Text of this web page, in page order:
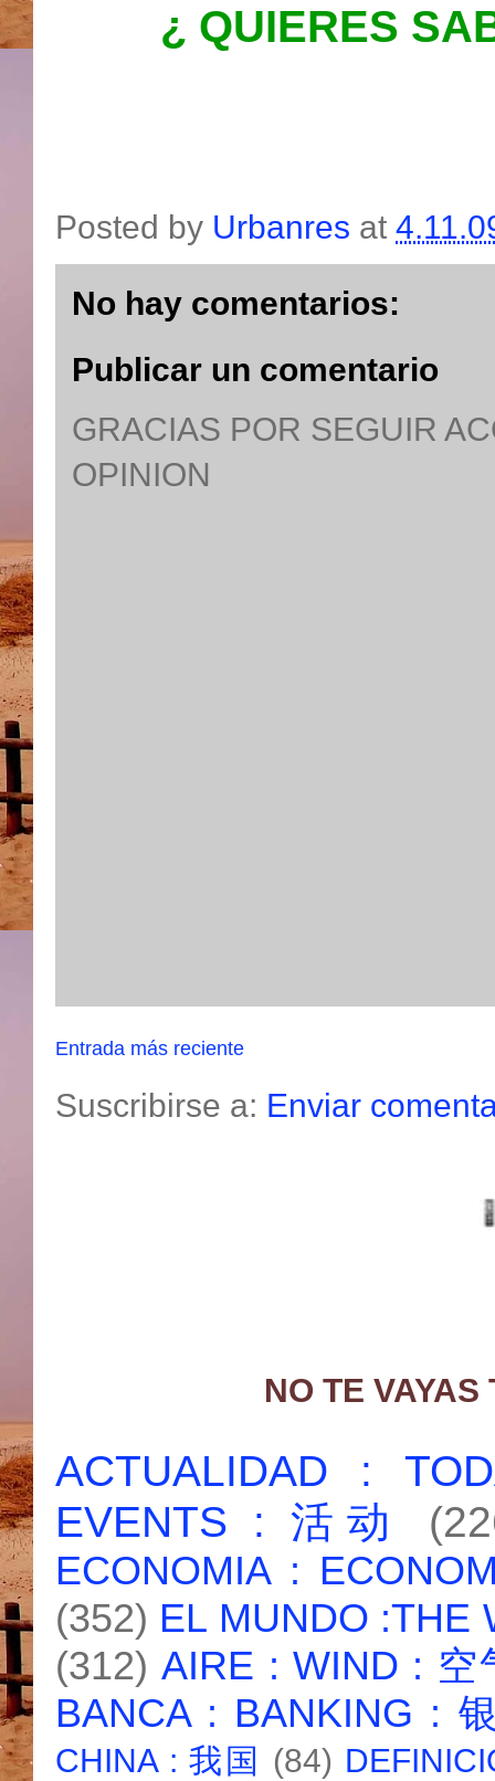
¿ QUIERES
Posted by Urbanres at
No hay comentarios:
Publicar un comentario
GRACIAS POR SEGUIR
OPINION
Entrada más reciente
Suscribirse a: Enviar
NO TE
ACTUALIDAD :
EVENTS : 活动
ECONOMIA :
(352) EL MUNDO :THE
(312) AIRE : WIND : 空
BANCA : BANKING :
CHINA : 我国 (84)